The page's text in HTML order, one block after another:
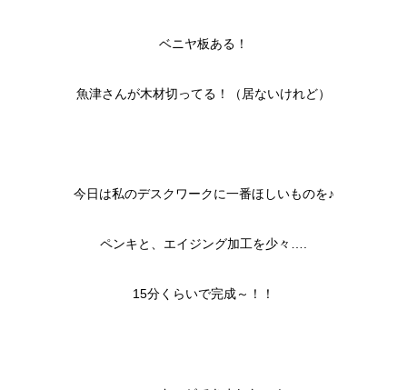
ベニヤ板ある！
魚津さんが木材切ってる！（居ないけれど）
今日は私のデスクワークに一番ほしいものを♪
ペンキと、エイジング加工を少々….
15分くらいで完成～！！